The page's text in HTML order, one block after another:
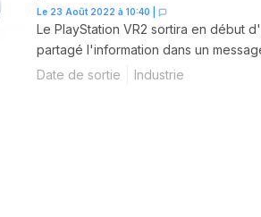
Le 23 Août 2022 à 10:40
Le PlayStation VR2 sortira en début
partagé l'information dans un
Date de sortie
Industrie